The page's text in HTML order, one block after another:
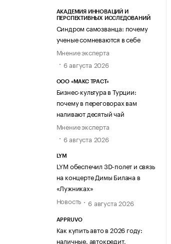
АКАДЕМИЯ ИННОВАЦИЙ И
ПЕРСПЕКТИВНЫХ ИССЛЕДОВАНИЙ
Синдром самозванца: почему
ученые сомневаются в себе
Мнение эксперта
6 августа 2026
ООО «МАКС ТРАСТ»
Бизнес-культура в Турции:
почему в переговорах вам
наливают десятый чай
Мнение эксперта
6 августа 2026
LYM
LYM обеспечил 3D-полет и связь
на концерте Димы Билана в
«Лужниках»
Новость
6 августа 2026
APPRUVO
Как купить авто в 2026 году:
наличные, автокредит,